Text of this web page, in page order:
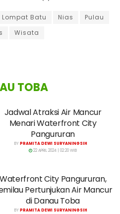
Lompat Batu Nias
Pulau
Wisata
TOBA
Jadwal Atraksi Air Mancur
Menari Waterfront City
Pangururan
BYPRAMITA DEWI SURYANINGSIH
22 APRIL 2024 | 02:20 WIB
Waterfront City Pangururan,
Pertunjukan Air Mancur
di Danau Toba
BYPRAMITA DEWI SURYANINGSIH